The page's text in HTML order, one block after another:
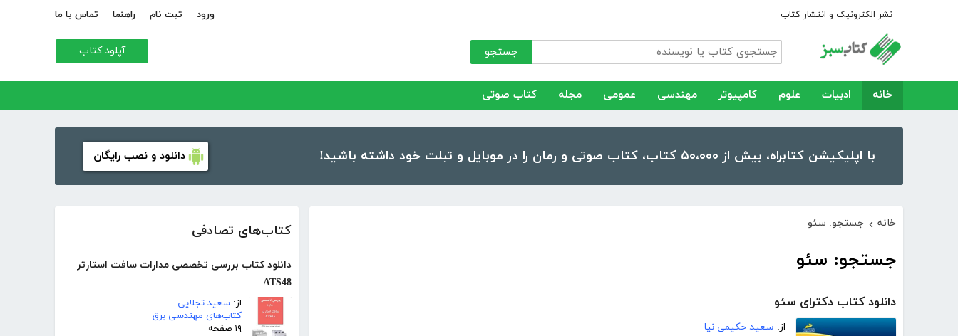
نشر الکترونیک و انتشار کتاب ورود ثبت نام راهنما تماس با ما
جستجو آپلود کتاب
خانه ادبیات علوم کامپیوتر مهندسی عمومی مجله کتاب صوتی
با اپلیکیشن کتابراه، بیش از ۵۰،۰۰۰ کتاب، کتاب صوتی و رمان را در موبایل و تبلت خود داشته باشید! دانلود و نصب رایگان
کتاب‌های تصادفی
دانلود کتاب بررسی تخصصی مدارات سافت استارتر
ATS48
از: سعید تجلایی
کتاب‌های مهندسی برق
۱۹ صفحه
خانه › جستجو: سئو
جستجو: سئو
دانلود کتاب دکترای سئو
از: سعید حکیمی نیا